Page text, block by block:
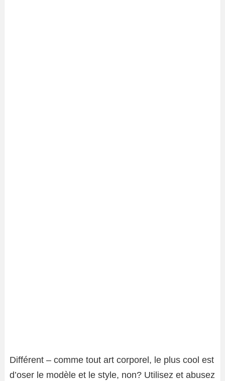
Différent – comme tout art corporel, le plus cool est
d’oser le modèle et le style, non? Utilisez et abusez